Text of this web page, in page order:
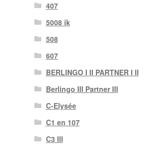
407
5008 ik
508
607
BERLINGO I II PARTNER I II
Berlingo III Partner III
C-Elysée
C1 en 107
C3 III